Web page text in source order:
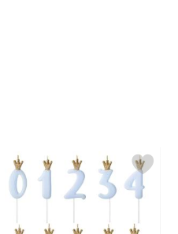
favorit
Markér kagelys Tal med Krone